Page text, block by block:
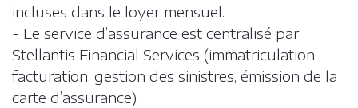
incluses dans le loyer mensuel.
- Le service d’assurance est centralisé par
Stellantis Financial Services (immatriculation,
facturation, gestion des sinistres, émission de la
carte d’assurance).